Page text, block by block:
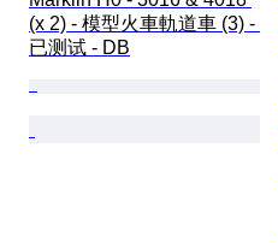
(x 2) - 模型火車軌道車 (3) -
已测试 - DB